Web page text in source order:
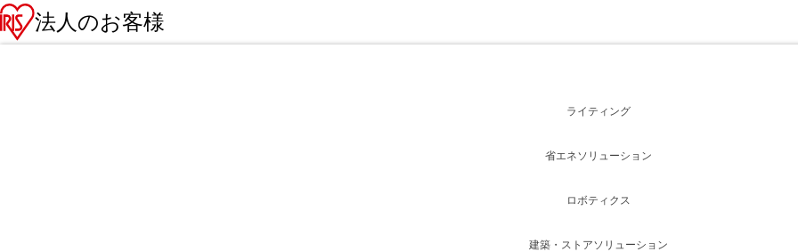
法人のお客様
ライティング
省エネソリューション
ロボティクス
建築・ストアソリューション